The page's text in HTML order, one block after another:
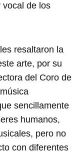
vocal de los
resaltaron la
arte, por su
del Coro de
sencillamente
humanos,
pero no
con diferentes